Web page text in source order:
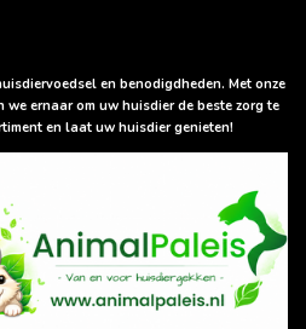
en benodigdheden. Met onze
ernaar om uw huisdier de beste zorg te
en laat uw huisdier genieten!